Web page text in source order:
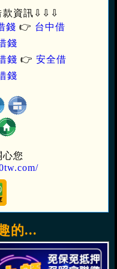
款資訊 ⇩⇩⇩
錢 👉 台中借
錢
錢 👉 安全借
錢
心您
的...